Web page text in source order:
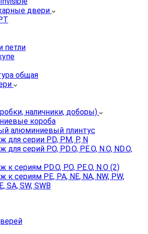
двери
петли
общая
наличники, доборы)
короба
алюминиевый плинтус
для серии PD, PM, P, N
для серий P.O, PD.O, PE.O, N.O, ND.O,
к сериям PD.O, P.O, PE.O, N.O (2)
к сериям PE, PA, NE, NA, NW, PW,
SA, SW, SWB